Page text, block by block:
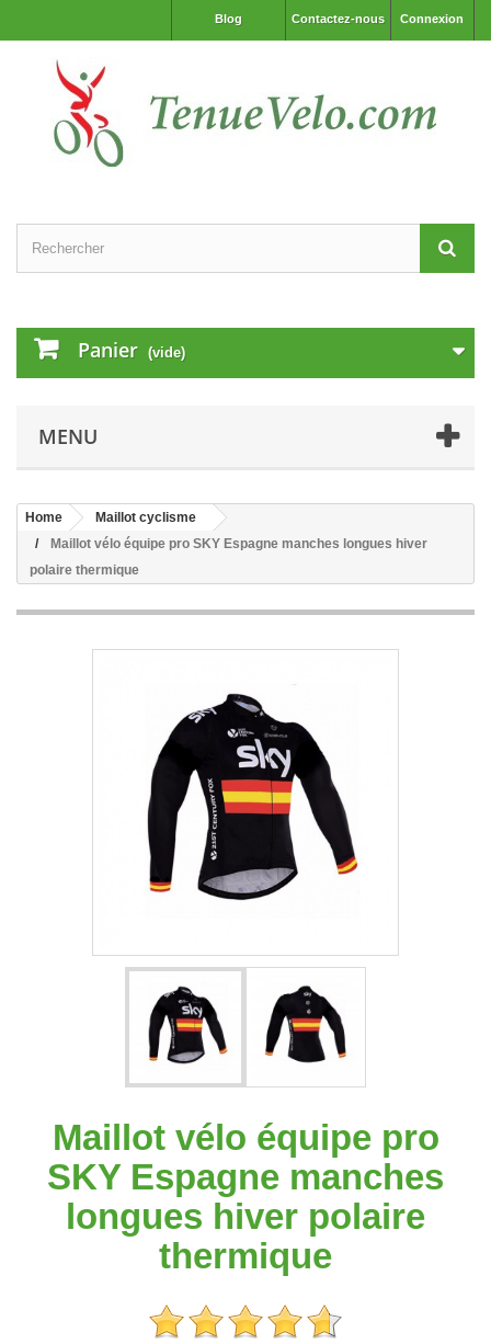
Connexion
Contactez-nous
Blog
Panier (vide)
MENU
Home
Maillot cyclisme
Maillot vélo équipe pro SKY Espagne manches longues hiver
polaire thermique
Maillot vélo équipe pro
SKY Espagne manches
longues hiver polaire
thermique